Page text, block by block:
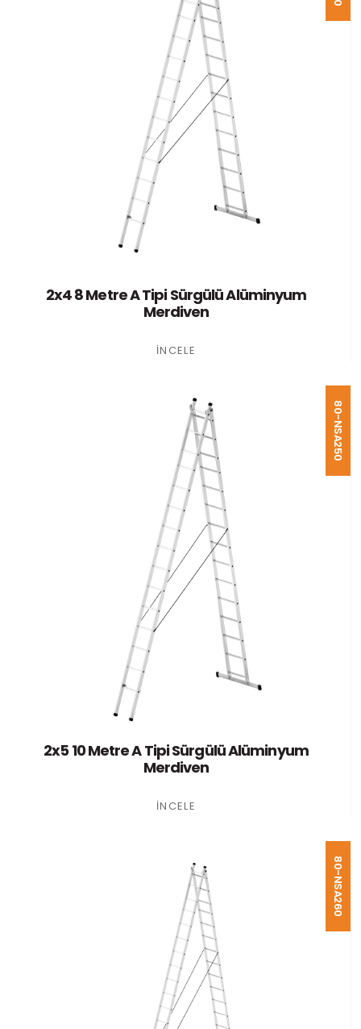
2x4 8 Metre A Tipi Sürgülü Alüminyum
Merdiven
İNCELE
80-NSA250
2x5 10 Metre A Tipi Sürgülü Alüminyum
Merdiven
İNCELE
80-NSA260